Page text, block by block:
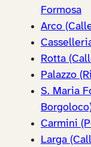
Formosa
Arco
Rotta
Palazzo
S. Maria
Carmini
Larga